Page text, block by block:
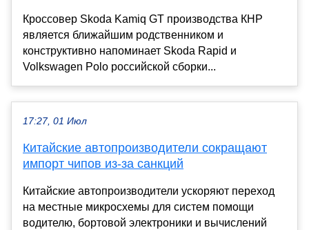
Кроссовер Skoda Kamiq GT производства КНР
является ближайшим родственником и
конструктивно напоминает Skoda Rapid и
Volkswagen Polo российской сборки...
17:27, 01 Июл
Китайские автопроизводители сокращают
импорт чипов из-за санкций
Китайские автопроизводители ускоряют переход
на местные микросхемы для систем помощи
водителю, бортовой электроники и вычислений